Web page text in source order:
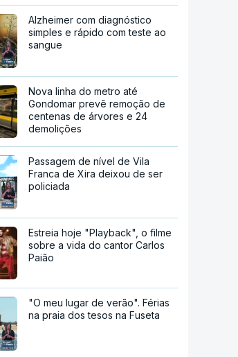
Alzheimer com diagnóstico
simples e rápido com teste ao
sangue
Nova linha do metro até
Gondomar prevê remoção de
centenas de árvores e 24
demolições
Passagem de nível de Vila
Franca de Xira deixou de ser
policiada
Estreia hoje "Playback", o filme
sobre a vida do cantor Carlos
Paião
"O meu lugar de verão". Férias
na praia dos tesos na Fuseta